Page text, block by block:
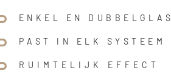
ENKEL EN DUBBELGLAS
PAST IN ELK SYSTEEM
RUIMTELIJK EFFECT